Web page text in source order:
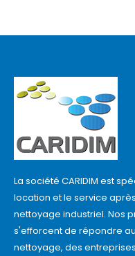
La société CARIDIM est
location et le service
nettoyage industriel. Nos
s'efforcent de répondre
nettoyage, des